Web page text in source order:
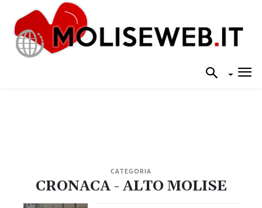
CATEGORIA
CRONACA - ALTO MOLISE